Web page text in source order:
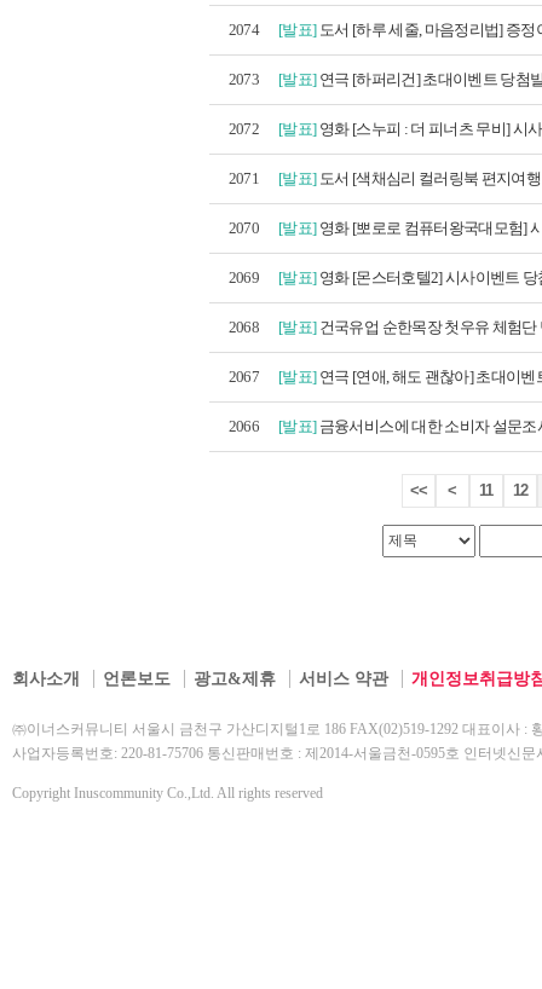
2074 [발표] 도서 [하루 세줄, 마음정리법] 증정
2073 [발표] 연극 [하퍼리건] 초대이벤트 당첨
2072 [발표] 영화 [스누피 : 더 피너츠 무비] 시
2071 [발표] 도서 [색채심리 컬러링북 편지여행
2070 [발표] 영화 [뽀로로 컴퓨터왕국대모험]
2069 [발표] 영화 [몬스터호텔2] 시사이벤트
2068 [발표] 건국유업 순한목장 첫우유 체험단
2067 [발표] 연극 [연애, 해도 괜찮아] 초대이벤
2066 [발표] 금융서비스에 대한 소비자 설문조
<< < 11 12